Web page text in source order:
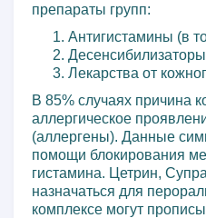
препараты групп:
Антигистамины (в
Лекарства от
В 85% случаях причина
аллергическое
(аллергены). Данные
помощи блокирования
гистамина. Цетрин,
назначаться для
комплексе могут